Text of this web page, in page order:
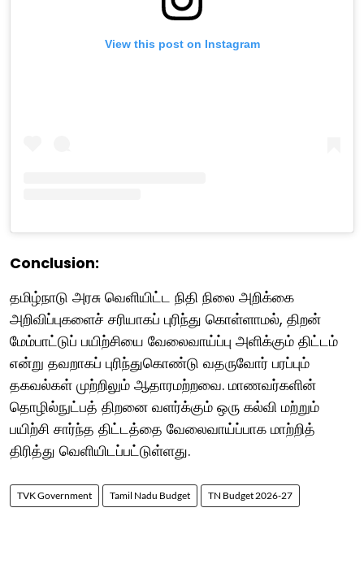
View this post on Instagram
Conclusion:
தமிழ்நாடு அரசு வெளியிட்ட நிதி நிலை அறிக்கை
அறிவிப்புகளைச் சரியாகப் புரிந்து கொள்ளாமல், திறன்
மேம்பாட்டுப் பயிற்சியை வேலைவாய்ப்பு அளிக்கும் திட்டம்
என்று தவறாகப் புரிந்துகொண்டு வதருவோர் பரப்பும்
தகவல்கள் முற்றிலும் ஆதாரமற்றவை. மாணவர்களின்
தொழில்நுட்பத் திறனை வளர்க்கும் ஒரு கல்வி மற்றும்
பயிற்சி சார்ந்த திட்டத்தை வேலைவாய்ப்பாக மாற்றித்
திரித்து வெளியிடப்பட்டுள்ளது.
TVK Government Tamil Nadu Budget TN Budget 2026-27